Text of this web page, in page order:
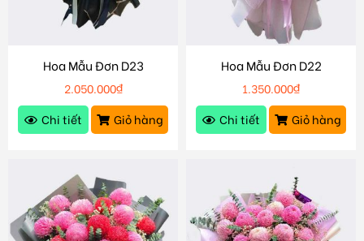
Hoa Mẫu Đơn D23
2.050.000₫
Chi tiết
Giỏ hàng
Hoa Mẫu Đơn D22
1.350.000₫
Chi tiết
Giỏ hàng